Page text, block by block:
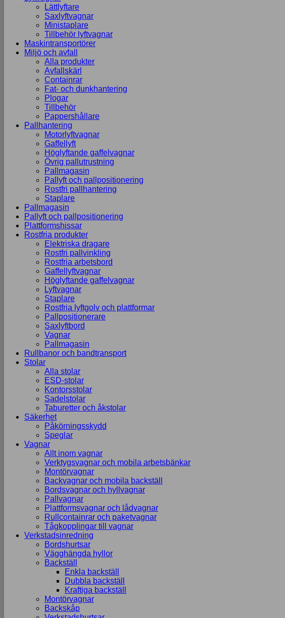
Lättlyftare
Saxlyftvagnar
Ministaplare
Tillbehör lyftvagnar
Maskintransportörer
Miljö och avfall
Alla produkter
Avfallskärl
Containrar
Fat- och dunkhantering
Plogar
Tillbehör
Pappershållare
Pallhantering
Motorlyftvagnar
Gaffellyft
Höglyftande gaffelvagnar
Övrig pallutrustning
Pallmagasin
Pallyft och pallpositionering
Rostfri pallhantering
Staplare
Pallmagasin
Pallyft och pallpositionering
Plattformshissar
Rostfria produkter
Elektriska dragare
Rostfri pallvinkling
Rostfria arbetsbord
Gaffellyftvagnar
Höglyftande gaffelvagnar
Lyftvagnar
Staplare
Rostfria lyftgolv och plattformar
Pallpositionerare
Saxlyftbord
Vagnar
Pallmagasin
Rullbanor och bandtransport
Stolar
Alla stolar
ESD-stolar
Kontorsstolar
Sadelstolar
Taburetter och åkstolar
Säkerhet
Påkörningsskydd
Speglar
Vagnar
Allt inom vagnar
Verktygsvagnar och mobila arbetsbänkar
Montörvagnar
Backvagnar och mobila backställ
Bordsvagnar och hyllvagnar
Pallvagnar
Plattformsvagnar och lådvagnar
Rullcontainrar och paketvagnar
Tågkopplingar till vagnar
Verkstadsinredning
Bordshurtsar
Vägghängda hyllor
Backställ
Enkla backställ
Dubbla backställ
Kraftiga backställ
Montörvagnar
Backskåp